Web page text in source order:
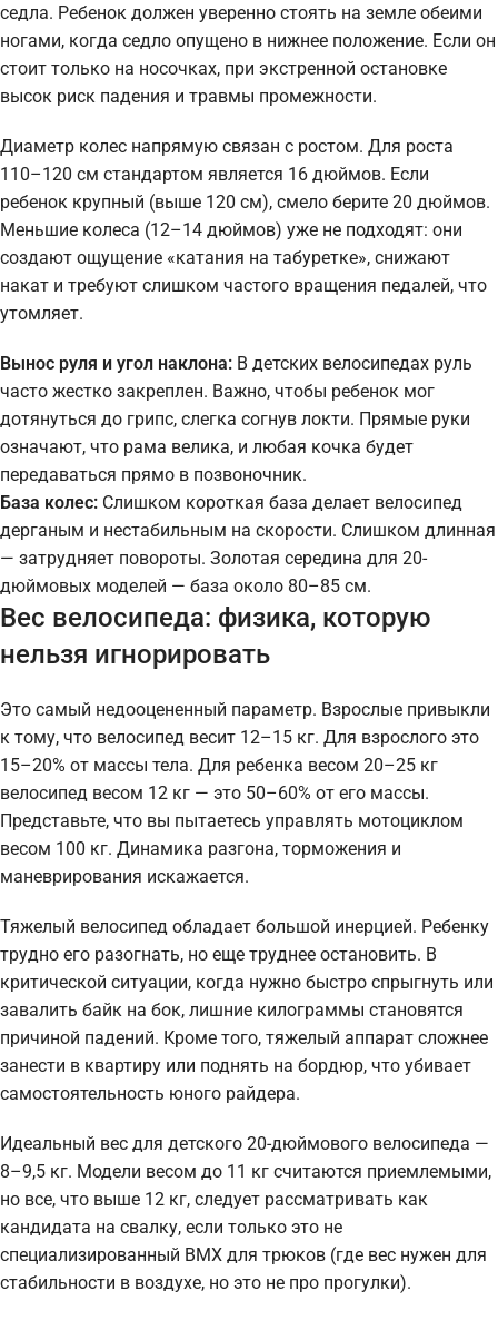
седла. Ребенок должен уверенно стоять на земле обеими
ногами, когда седло опущено в нижнее положение. Если он
стоит только на носочках, при экстренной остановке
высок риск падения и травмы промежности.
Диаметр колес напрямую связан с ростом. Для роста
110–120 см стандартом является 16 дюймов. Если
ребенок крупный (выше 120 см), смело берите 20 дюймов.
Меньшие колеса (12–14 дюймов) уже не подходят: они
создают ощущение «катания на табуретке», снижают
накат и требуют слишком частого вращения педалей, что
утомляет.
Вынос руля и угол наклона: В детских велосипедах руль
часто жестко закреплен. Важно, чтобы ребенок мог
дотянуться до грипс, слегка согнув локти. Прямые руки
означают, что рама велика, и любая кочка будет
передаваться прямо в позвоночник.
База колес: Слишком короткая база делает велосипед
дерганым и нестабильным на скорости. Слишком длинная
— затрудняет повороты. Золотая середина для 20-
дюймовых моделей — база около 80–85 см.
Вес велосипеда: физика, которую
нельзя игнорировать
Это самый недооцененный параметр. Взрослые привыкли
к тому, что велосипед весит 12–15 кг. Для взрослого это
15–20% от массы тела. Для ребенка весом 20–25 кг
велосипед весом 12 кг — это 50–60% от его массы.
Представьте, что вы пытаетесь управлять мотоциклом
весом 100 кг. Динамика разгона, торможения и
маневрирования искажается.
Тяжелый велосипед обладает большой инерцией. Ребенку
трудно его разогнать, но еще труднее остановить. В
критической ситуации, когда нужно быстро спрыгнуть или
завалить байк на бок, лишние килограммы становятся
причиной падений. Кроме того, тяжелый аппарат сложнее
занести в квартиру или поднять на бордюр, что убивает
самостоятельность юного райдера.
Идеальный вес для детского 20-дюймового велосипеда —
8–9,5 кг. Модели весом до 11 кг считаются приемлемыми,
но все, что выше 12 кг, следует рассматривать как
кандидата на свалку, если только это не
специализированный BMX для трюков (где вес нужен для
стабильности в воздухе, но это не про прогулки).